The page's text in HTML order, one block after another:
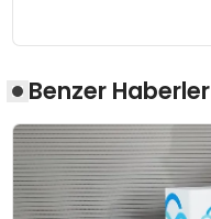
Benzer Haberler